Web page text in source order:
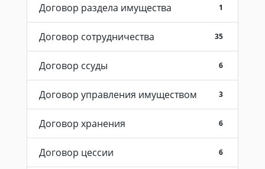
Договор раздела имущества 1
Договор сотрудничества 35
Договор ссуды 6
Договор управления имуществом 3
Договор хранения 6
Договор цессии 6